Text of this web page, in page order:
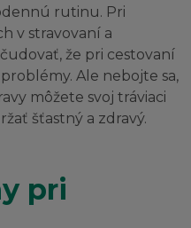
rutinu. Pri
v stravovaní a
že pri cestovaní
Ale nebojte sa,
môžete svoj tráviaci
šťastný a zdravý.
pri